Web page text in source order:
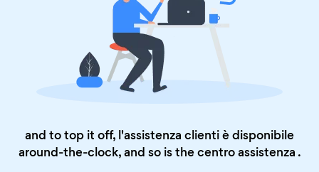
and to top it off, l'assistenza clienti è disponibile
around-the-clock, and so is thecentro assistenza .